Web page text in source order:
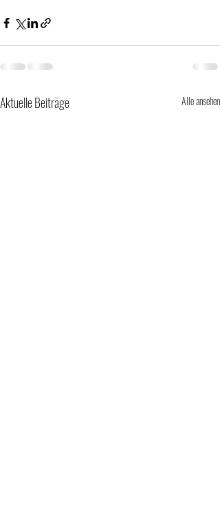
Aktuelle Beiträge Alle ansehen